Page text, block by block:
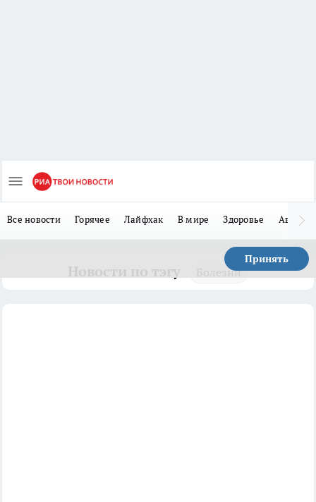
Все новости Горячее Лайфхак В мире Здоровье Авто
Принять
Болезни